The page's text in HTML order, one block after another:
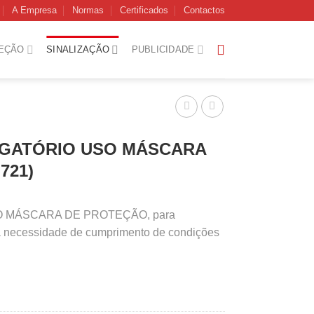
A Empresa Normas Certificados Contactos
SINALIZAÇÃO PUBLICIDADE
USO MÁSCARA
MÁSCARA DE PROTEÇÃO, para
de cumprimento de condições